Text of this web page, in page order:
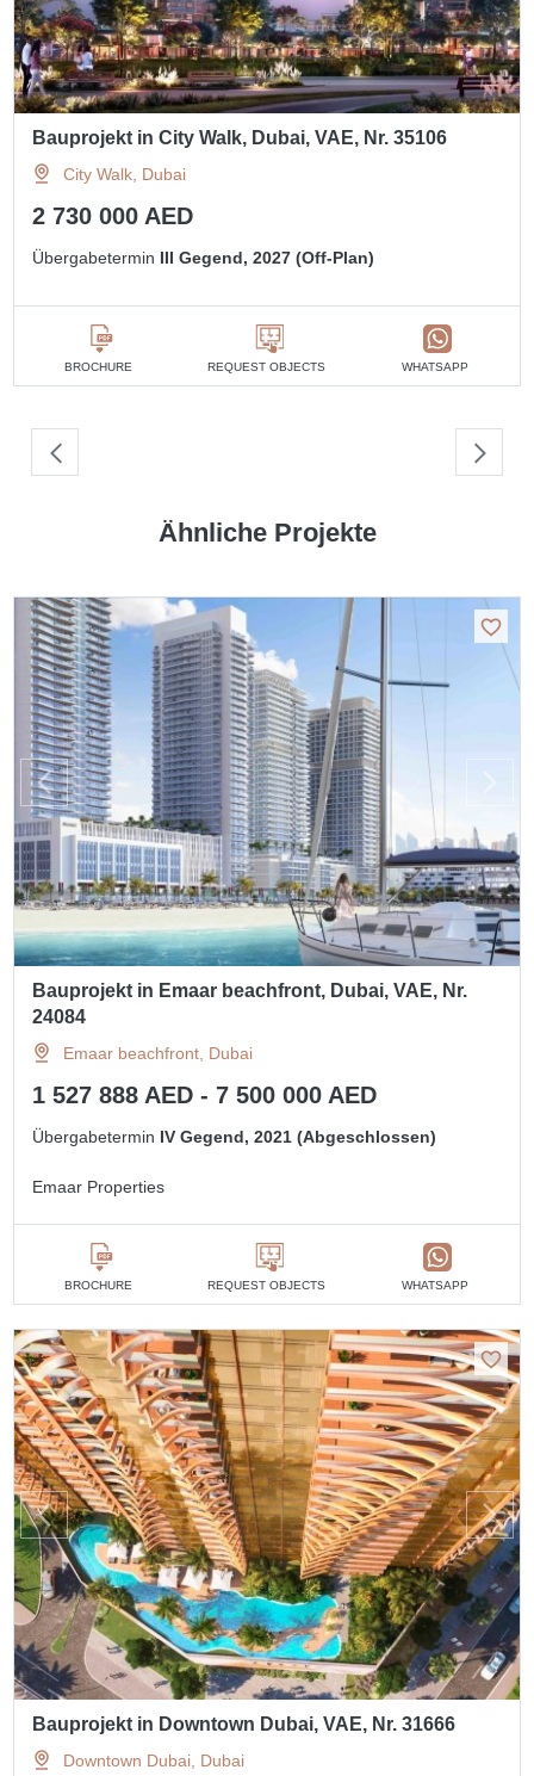
Bauprojekt in City Walk, Dubai, VAE, Nr. 35106
City Walk, Dubai
2 730 000 AED
Übergabetermin III Gegend, 2027 (Off-Plan)
BROCHURE REQUEST OBJECTS WHATSAPP
Ähnliche Projekte
Bauprojekt in Emaar beachfront, Dubai, VAE, Nr.
24084
Emaar beachfront, Dubai
1 527 888 AED - 7 500 000 AED
Übergabetermin IV Gegend, 2021 (Abgeschlossen)
Emaar Properties
BROCHURE REQUEST OBJECTS WHATSAPP
Bauprojekt in Downtown Dubai, VAE, Nr. 31666
Downtown Dubai, Dubai